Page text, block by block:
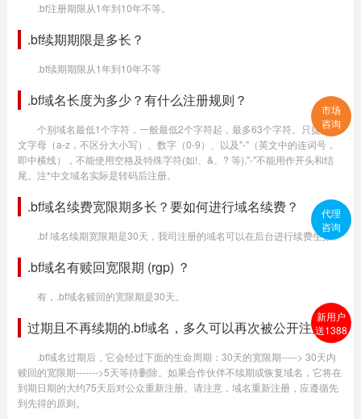
.bf注册期限从1年到10年不等。
.bf续期期限是多长？
.bf续期期限从1年到10年不等
.bf域名长度为多少？有什么注册规则？
个别域名最低1个字符，一般最低2个字符起，最多63个字符。只提供英
文字母（a-z，不区分大小写）、数字（0-9）、以及"-"（英文中的连词号，
即中横线），不能使用空格及特殊字符(如!、&、? 等),"-"不能用作开头和结
尾。注*中文域名实际是转码后注册。
.bf域名续费宽限期多长？要如何进行域名续费？
.bf 域名续期宽限期是30天，我司注册的域名可以在后台进行续费生效。
.bf域名有赎回宽限期 (rgp) ？
有，.bf域名赎回的宽限期是30天。
过期且不再续期的.bf域名，多久可以再次被公开注册？
.bf域名过期后，它会经过下面的生命周期：30天的宽限期-----> 30天内
赎回的宽限期------->5天等待删除。如果合作伙伴不续期或恢复域名，它将在
到期日期的大约75天后对公众重新注册。请注意，域名重新注册，应遵循先
到先得的原则。
市场
咨询
代理
咨询
新用户
送1388